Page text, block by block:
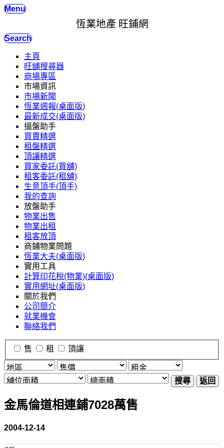
Menu
恆業地產 旺鋪網
Search
主頁
旺舖搜尋器
商場專區
市場資訊
市場新聞
恆業週報(桌面版)
最新成交(桌面版)
搵盤助手
買賣精選
租盤精選
頂讓精選
買家委託(買舖)
租客委託(租舖)
生意頂手(頂手)
我的查詢
放盤助手
物業出售
物業出租
租客放頂
商鋪物業問題
恆業大夫(桌面版)
實用工具
計算印花稅(物業)(桌面版)
實用網址(桌面版)
關於我們
公司簡介
就業機會
聯絡我們
售 租 頂讓
搜尋 返回
金馬倫道相連鋪7028萬售
2004-12-14